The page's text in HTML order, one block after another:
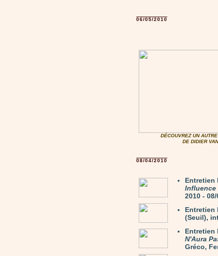
06/05/2010
DÉCOUVREZ UN
DE DIDIER
08/04/2010
Entretien
Influence
2010 -
Entretien
(Seuil),
Entretien
N'Aura
Gréco,